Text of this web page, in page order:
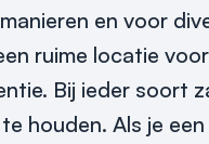
en voor
ruime locatie
Bij ieder soort
houden. Als je